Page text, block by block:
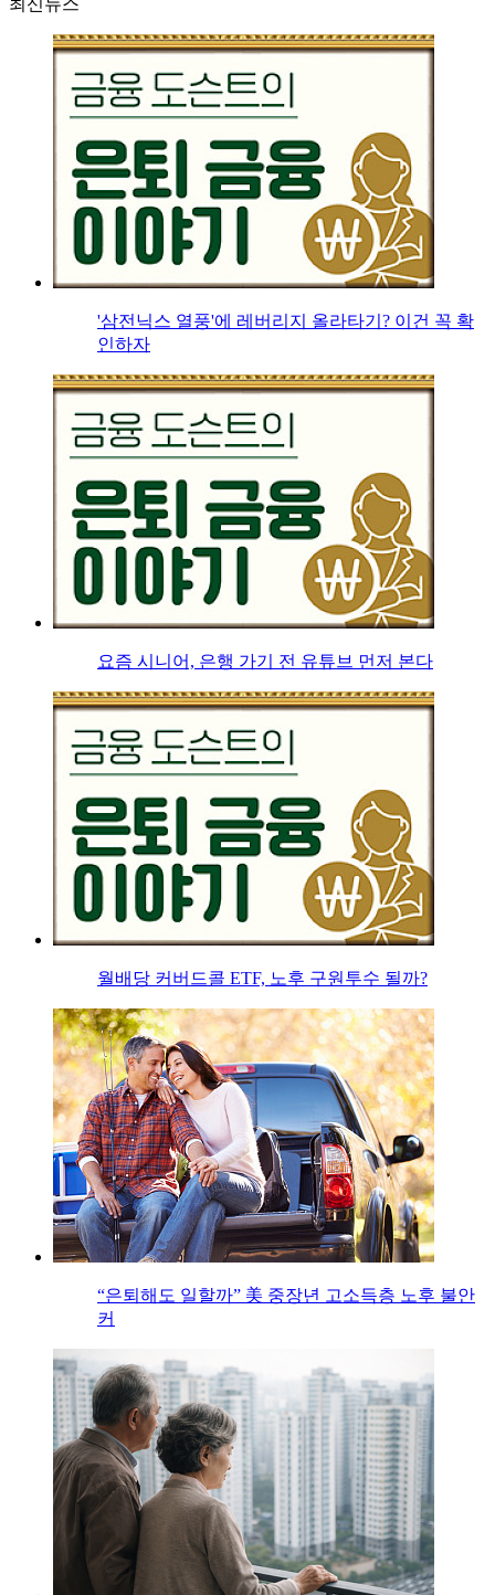
최신뉴스
'삼전닉스 열풍'에 레버리지 올라타기? 이건 꼭 확
인하자
요즘 시니어, 은행 가기 전 유튜브 먼저 본다
월배당 커버드콜 ETF, 노후 구원투수 될까?
“은퇴해도 일할까” 美 중장년 고소득층 노후 불안
커